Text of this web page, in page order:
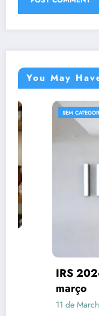
You May
SEM CATEGORIA
IRS 2026:
11 de March, 2026